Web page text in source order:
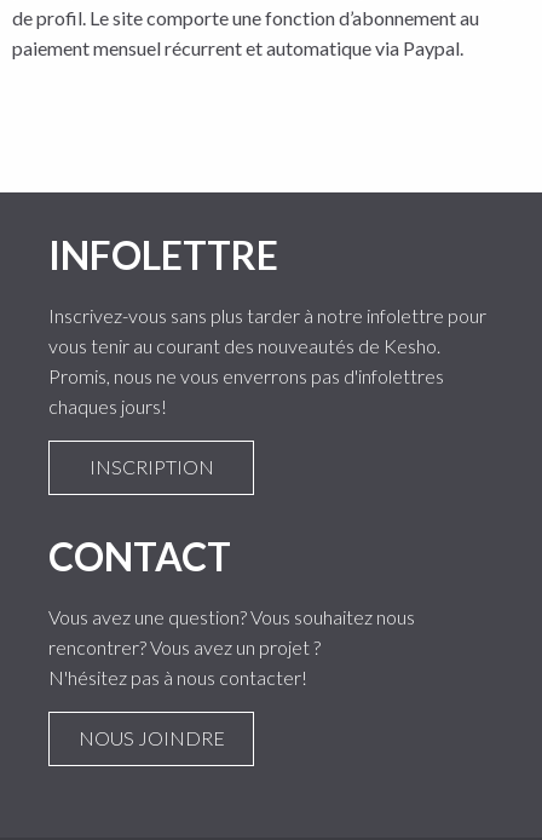
de profil. Le site comporte une fonction d’abonnement au
paiement mensuel récurrent et automatique via Paypal.
INFOLETTRE
Inscrivez-vous sans plus tarder à notre infolettre pour
vous tenir au courant des nouveautés de Kesho.
Promis, nous ne vous enverrons pas d'infolettres
chaques jours!
INSCRIPTION
CONTACT
Vous avez une question? Vous souhaitez nous
rencontrer? Vous avez un projet ?
N'hésitez pas à nous contacter!
NOUS JOINDRE